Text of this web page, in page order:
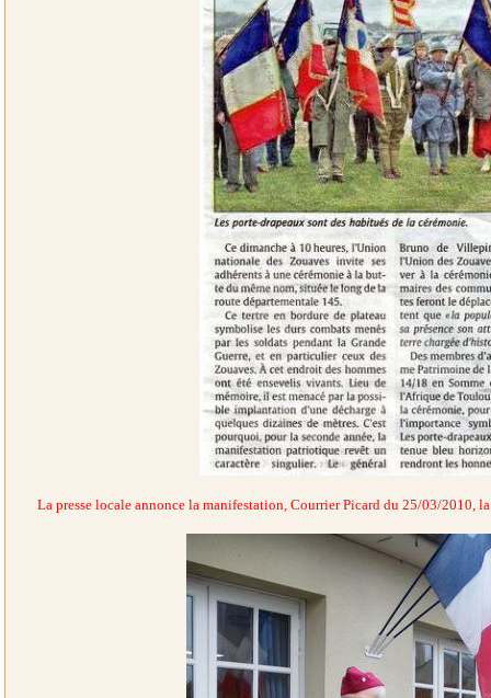
La presse locale annonce la manifestation, Courrier Picard du 25/03/2010,